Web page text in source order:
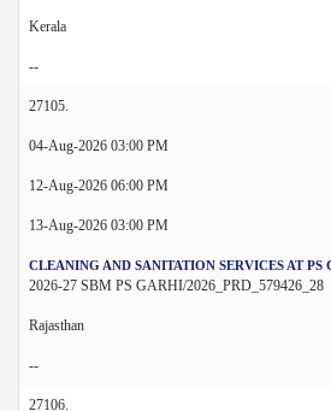
Kerala
--
27105.
04-Aug-2026 03:00 PM
12-Aug-2026 06:00 PM
13-Aug-2026 03:00 PM
CLEANING AND SANITATION SERVICES AT
2026-27 SBM PS GARHI/2026_PRD_579426_28
Rajasthan
--
27106.